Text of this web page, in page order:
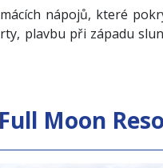
nápojů, které
plavbu při západu
Moon